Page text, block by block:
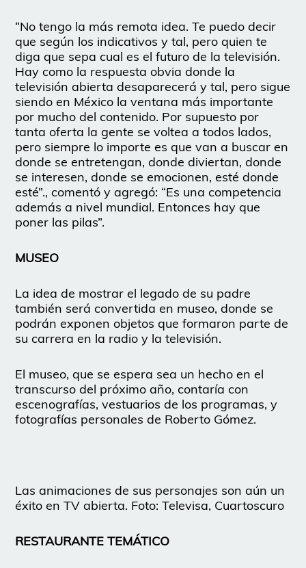
“No tengo la más remota idea. Te puedo decir
que según los indicativos y tal, pero quien te
diga que sepa cual es el futuro de la televisión.
Hay como la respuesta obvia donde la
televisión abierta desaparecerá y tal, pero sigue
siendo en México la ventana más importante
por mucho del contenido. Por supuesto por
tanta oferta la gente se voltea a todos lados,
pero siempre lo importe es que van a buscar en
donde se entretengan, donde diviertan, donde
se interesen, donde se emocionen, esté donde
esté”., comentó y agregó: “Es una competencia
además a nivel mundial. Entonces hay que
poner las pilas”.
MUSEO
La idea de mostrar el legado de su padre
también será convertida en museo, donde se
podrán exponen objetos que formaron parte de
su carrera en la radio y la televisión.
El museo, que se espera sea un hecho en el
transcurso del próximo año, contaría con
escenografías, vestuarios de los programas, y
fotografías personales de Roberto Gómez.
Las animaciones de sus personajes son aún un
éxito en TV abierta. Foto: Televisa, Cuartoscuro
RESTAURANTE TEMÁTICO